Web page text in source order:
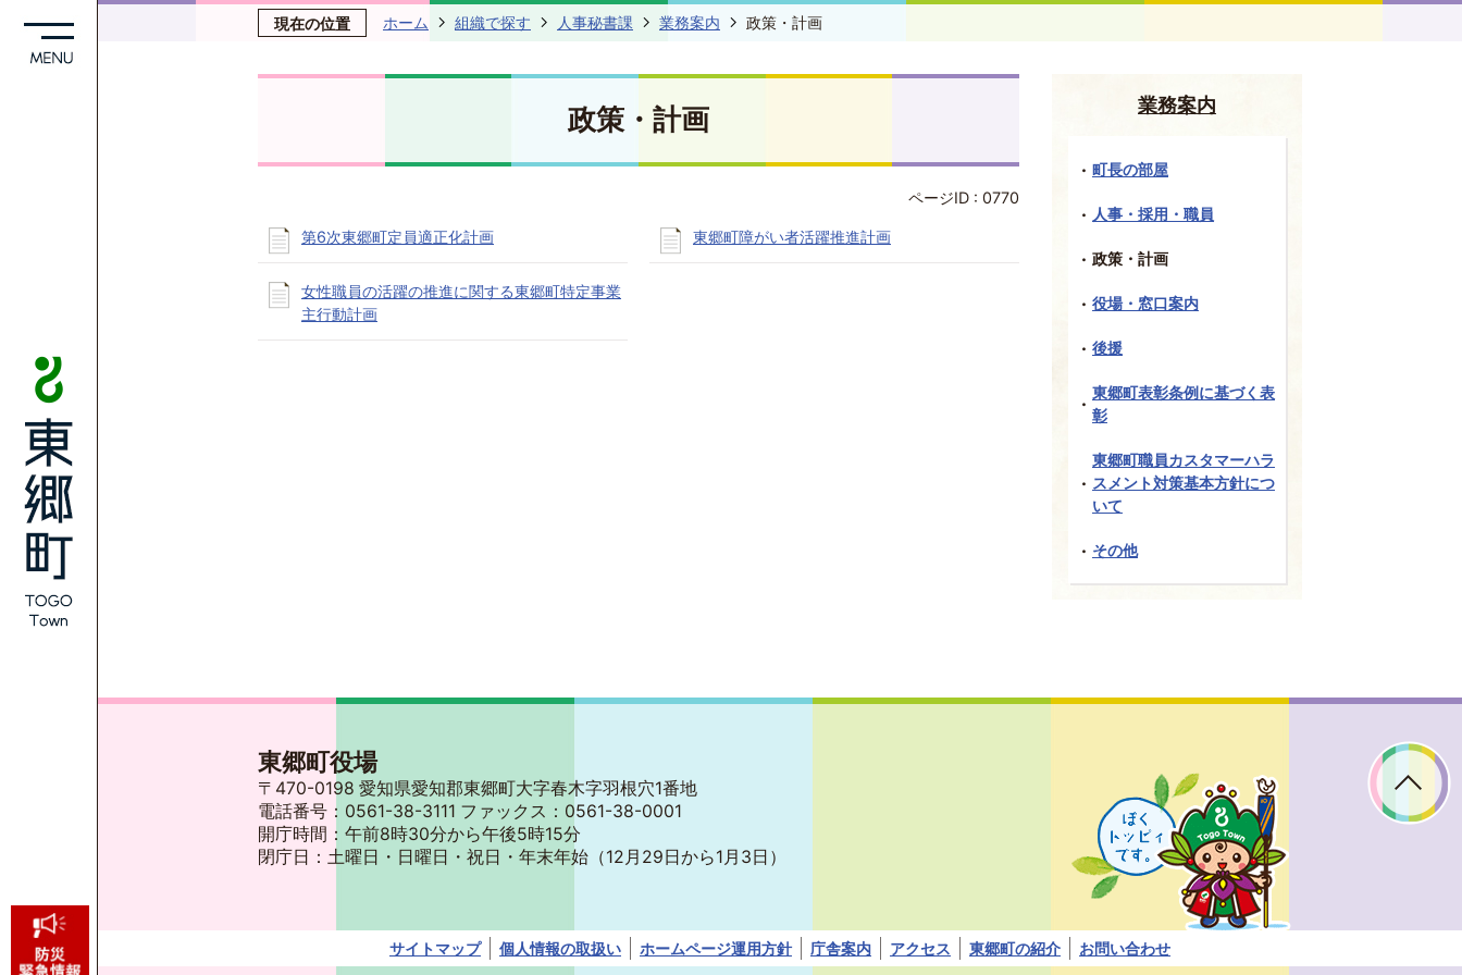
現在の位置 ホーム 組織で探す 人事秘書課 業務案内 政策・計画
政策・計画
ページID : 0770
第6次東郷町定員適正化計画 東郷町障がい者活躍推進計画
女性職員の活躍の推進に関する東郷町特定事業
主行動計画
業務案内
町長の部屋
人事・採用・職員
政策・計画
役場・窓口案内
後援
東郷町表彰条例に基づく表
彰
東郷町職員カスタマーハラ
スメント対策基本方針につ
いて
その他
東郷町役場
〒470-0198 愛知県愛知郡東郷町大字春木字羽根穴1番地
電話番号：0561-38-3111 ファックス：0561-38-0001
開庁時間：午前8時30分から午後5時15分
閉庁日：土曜日・日曜日・祝日・年末年始 （12月29日から1月3日）
ッ
ピ
す。
サイトマップ 個人情報の取扱い ホームページ運用方針 庁舎案内 アクセス 東郷町の紹介 お問い合わせ